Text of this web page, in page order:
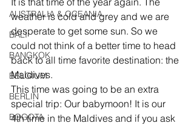
AUSTRALIA & OCEANIA
BALI
BANGKOK
BELGIUM
BERLIN
BOGOTA
weather is cold and grey and we are
desperate to get some sun. So we
could not think of a better time to head
back to all time favorite destination: the
Maldives.
This time was going to be an extra
special trip: Our babymoon! It is our
4th time in the Maldives and if you ask